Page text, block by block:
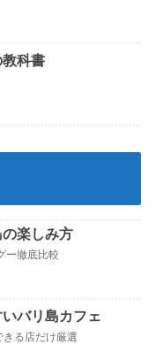
科書
楽しみ方
ー徹底比較
バリ島カフェ
る店だけ厳選